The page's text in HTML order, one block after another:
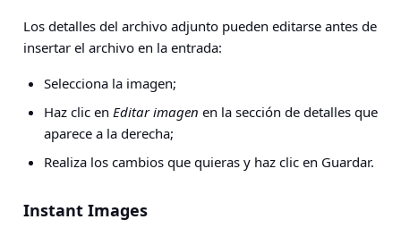
Los detalles del archivo adjunto pueden editarse antes de
insertar el archivo en la entrada:
Selecciona la imagen;
Haz clic en Editar imagen en la sección de detalles que
aparece a la derecha;
Realiza los cambios que quieras y haz clic en Guardar.
Instant Images